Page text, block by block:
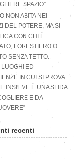
SPAZIO”
NON ABITA NEI
DEL POTERE, MA SI
CON CHI È
FORESTIERO O
SENZA TETTO.
LUOGHI ED
IN CUI SI PROVA
INSIEME È UNA SFIDA
E DA
recenti